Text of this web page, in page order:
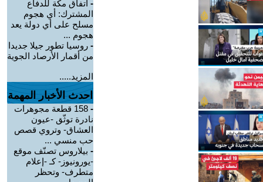
- ‏اتفاق مكة للدفاع
المشترك: أي هجوم
مسلح على أي دولة يعد
هجوم ...
- روسيا تطور جيلا جديدا
من أقمار الأرصاد الجوية
المزيد.....
احدث الأخبار المهمة
-
158 قطعة مجوهرات
نادرة توثّق -عيون
العشاق- وتروي قصص
حب منسي ...
- بيلاروس تصنّف موقع
-يورونيوز- كـ -إعلام
متطرف- وتحظر